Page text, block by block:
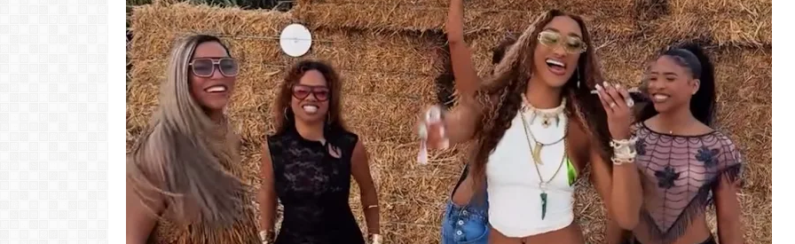
"Com 16 anos fui para cama
com o Presidente "
LER MAIS
Video: Caboverdiana konta
motivo ki fazel larga
Portugal pa volta pa Cabo
Verde
LER MAIS